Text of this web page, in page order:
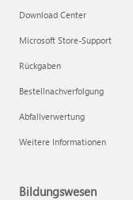
Download Center
Microsoft Store-Support
Rückgaben
Bestellnachverfolgung
Abfallverwertung
Weitere Informationen
Bildungswesen